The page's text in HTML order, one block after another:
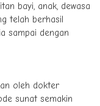
bayi, anak, dewasa
telah berhasil
sampai dengan
oleh dokter
sunat semakin